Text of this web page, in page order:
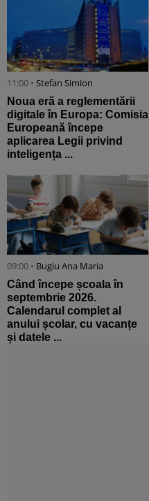
11:00 • Stefan Simion
Noua eră a reglementării
digitale în Europa: Comisia
Europeană începe
aplicarea Legii privind
inteligența ...
09:00 • Bugiu ⁠Ana Maria
Când începe școala în
septembrie 2026.
Calendarul complet al
anului școlar, cu vacanțe
și datele ...